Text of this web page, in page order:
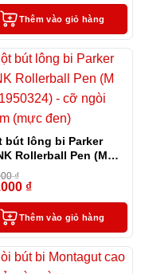
Thêm vào giỏ hàng
bút lông bi Parker
Rollerball Pen (M
– cỡ ngòi
(mực đen)
₫
₫
Thêm vào giỏ hàng